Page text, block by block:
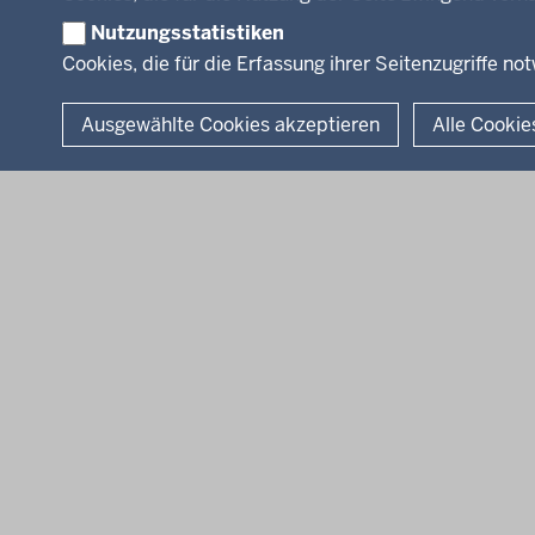
Nutzungsstatistiken
Cookies, die für die Erfassung ihrer Seitenzugriffe
Ausgewählte Cookies akzeptieren Alle